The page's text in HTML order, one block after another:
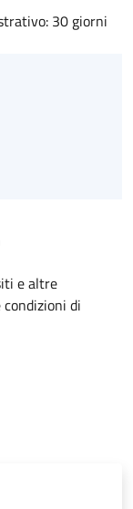
30 giorni
e altre
di